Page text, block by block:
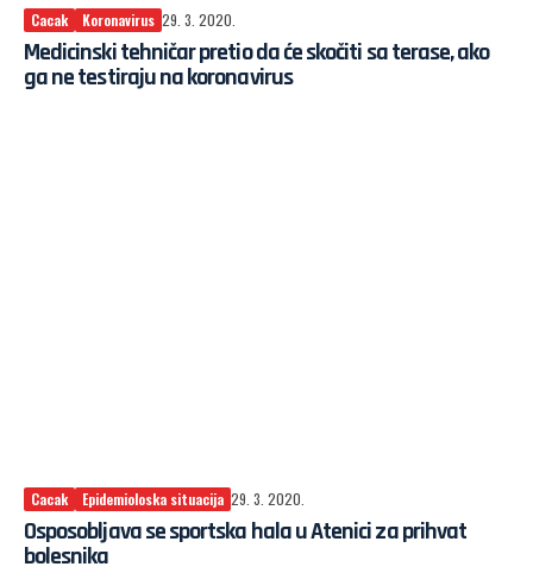
Cacak Koronavirus 29. 3. 2020.
Medicinski tehničar pretio da će skočiti sa terase, ako
ga ne testiraju na koronavirus
Cacak Epidemioloska situacija 29. 3. 2020.
Osposobljava se sportska hala u Atenici za prihvat
bolesnika